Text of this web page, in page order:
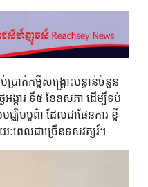
ាក់កម្ចីសង្គ្រោះបន្ទាន់ចំនួន
អង្គារ ទី៥ ខែឧសភា ដើម្បីទប់
ជ្ឈិមបូព៌ា ដែលជាផែនការ ខ្ចី
ពេលជាច្រើនទសវត្សរ៍។